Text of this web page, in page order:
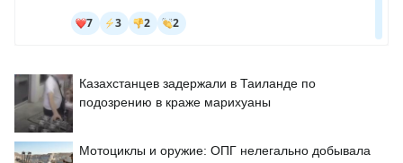
Казахстанцев задержали в Таиланде по
подозрению в краже марихуаны
Мотоциклы и оружие: ОПГ нелегально добывала